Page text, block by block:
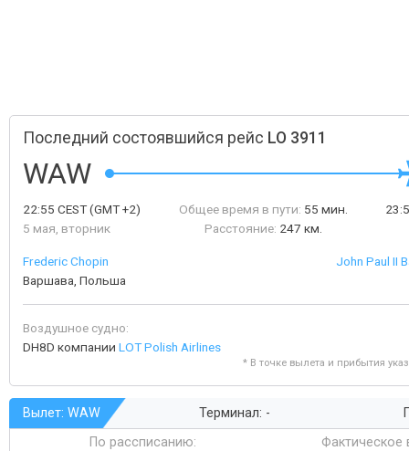
Последний состоявшийся рейс LO 3911
WAW
22:55 CEST(GMT +2)
5 мая, вторник
Общее время в пути: 55 мин.
Расстояние: 247 км.
Frederic Chopin
Варшава, Польша
John Paul II
Воздушное судно:
DH8D компании LOT Polish Airlines
* В точке вылета и прибытия
Вылет: WAW Терминал: -
По рассписанию:
Фактическое